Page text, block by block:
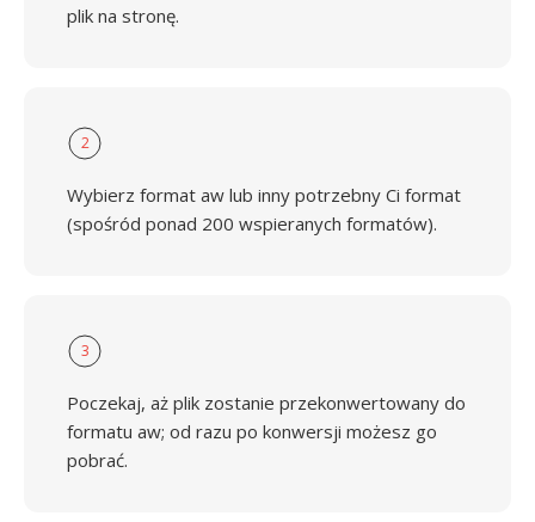
plik na stronę.
2
Wybierz format aw lub inny potrzebny Ci format
(spośród ponad 200 wspieranych formatów).
3
Poczekaj, aż plik zostanie przekonwertowany do
formatu aw; od razu po konwersji możesz go
pobrać.